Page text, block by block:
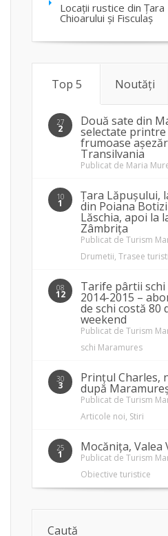
Locații rustice din Țara
Chioarului și Fisculaș
Top 5 Noutăți
27
2
Două sate din
selectate printre
frumoase
Transilvania
Publicat de Maria
10
1
Țara Lăpușului,
din Poiana
Lăschia, apoi la
Zâmbrița
Publicat de Turism
Drumetii, Trasee
08
12
Tarife pârtii schi
2014-2015 –
de schi costă 80
weekend
Publicat de Turism
schi Maramures
30
3
Prințul Charles,
după
Publicat de Turism
Articole noi, Stiri
25
1
Mocănița, Valea
Publicat de Turism
Obiective turistice
Caută